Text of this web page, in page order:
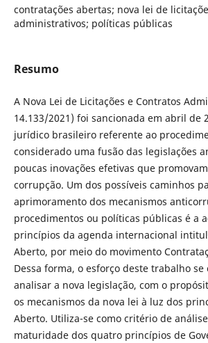
contratações abertas; nova lei de
administrativos; políticas públicas
Resumo
A Nova Lei de Licitações e Contratos
14.133/2021) foi sancionada em abril de
jurídico brasileiro referente ao
considerado uma fusão das legislações
poucas inovações efetivas que
corrupção. Um dos possíveis caminhos
aprimoramento dos mecanismos
procedimentos ou políticas públicas é a
princípios da agenda internacional
Aberto, por meio do movimento
Dessa forma, o esforço deste trabalho se
analisar a nova legislação, com o
os mecanismos da nova lei à luz dos
Aberto. Utiliza-se como critério de
maturidade dos quatro princípios de